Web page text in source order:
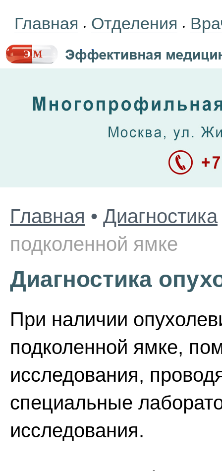
Главная • Отделения •
Главная • Диагностика
подколенной ямке
Диагностика
При наличии
подколенной ямке,
исследования,
специальные
исследования.